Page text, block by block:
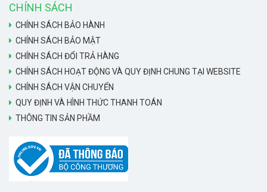
CHÍNH SÁCH
CHÍNH SÁCH BẢO HÀNH
CHÍNH SÁCH BẢO MẬT
CHÍNH SÁCH ĐỔI TRẢ HÀNG
CHÍNH SÁCH HOẠT ĐỘNG VÀ QUY ĐỊNH CHUNG TẠI WEBSITE
CHÍNH SÁCH VẬN CHUYỂN
QUY ĐỊNH VÀ HÌNH THỨC THANH TOÁN
THÔNG TIN SẢN PHẦM